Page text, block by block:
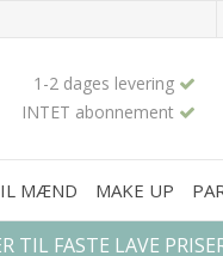
1-2 dages levering
INTET abonnement
MÆND MAKE UP
TIL FASTE LAVE